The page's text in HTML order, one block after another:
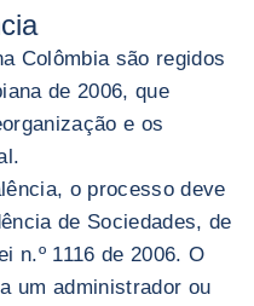
Colômbia são regidos
de 2006, que
e os
o processo deve
de Sociedades, de
n.º 1116 de 2006. O
um administrador ou